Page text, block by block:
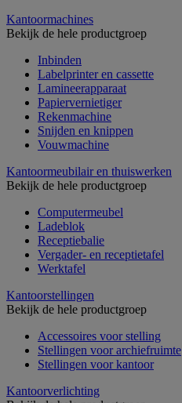
Kantoormachines
Bekijk de hele productgroep
Inbinden
Labelprinter en cassette
Lamineerapparaat
Papiervernietiger
Rekenmachine
Snijden en knippen
Vouwmachine
Kantoormeubilair en thuiswerken
Bekijk de hele productgroep
Computermeubel
Ladeblok
Receptiebalie
Vergader- en receptietafel
Werktafel
Kantoorstellingen
Bekijk de hele productgroep
Accessoires voor stelling
Stellingen voor archiefruimte
Stellingen voor kantoor
Kantoorverlichting